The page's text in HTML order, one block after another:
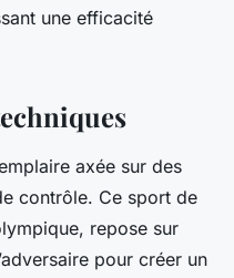
une efficacité
axée sur des
contrôle. Ce sport de
repose sur
pour créer un